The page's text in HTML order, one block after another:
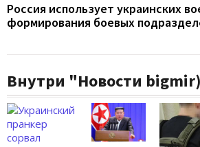
Россия использует украинских
формирования боевых
Внутри "Новости